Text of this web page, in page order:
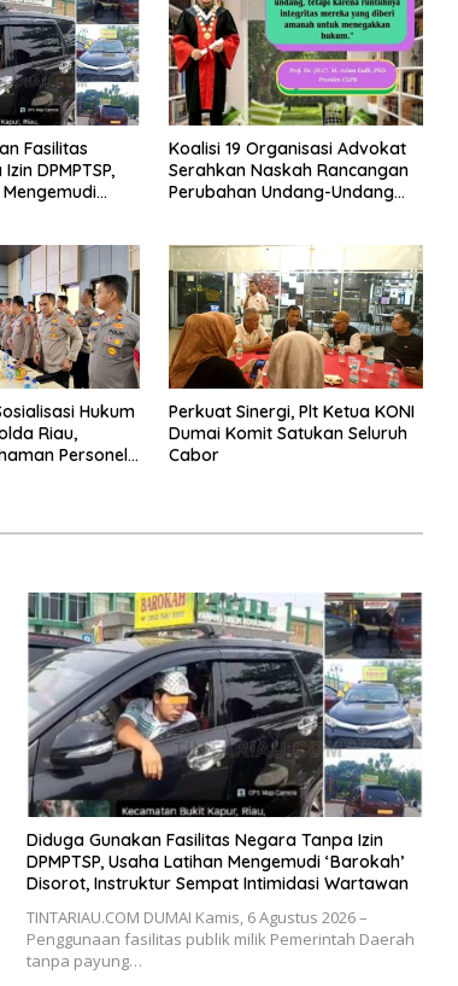
Fasilitas
DPMPTSP,
Koalisi 19 Organisasi Advokat
Serahkan Naskah Rancangan
Perubahan Undang-Undang
Hukum
Riau,
Personel
Perkuat Sinergi, Plt Ketua KONI
Dumai Komit Satukan Seluruh
Cabor
Diduga Gunakan Fasilitas Negara Tanpa Izin
DPMPTSP, Usaha Latihan Mengemudi ‘Barokah’
Disorot, Instruktur Sempat Intimidasi Wartawan
TINTARIAU.COM DUMAI Kamis, 6 Agustus 2026 –
Penggunaan fasilitas publik milik Pemerintah Daerah
tanpa payung…